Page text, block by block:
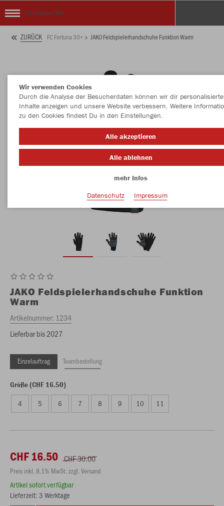
FC Fortuna 30+
ZURÜCK FC Fortuna 30+ JAKO Feldspielerhandschuhe Funktion Warm
JAKO Feldspielerhandschuhe Funktion
Warm
Artikelnummer: 1234
Lieferbar bis 2027
Einzelauftrag Teambestellung
Größe (CHF 16.50)
4 5 6 7 8 9 10 11
CHF 16.50 CHF 30.00
Preis inkl. 8.1% MwSt. zzgl. Versand
Artikel sofort verfügbar
Lieferzeit: 3 Werktage
Wir verwenden Cookies
Durch die Analyse der Besucherdaten können wir dir personalisierte
Inhalte anzeigen und unsere Website verbessern. Weitere
zu den Cookies findest Du in den Einstellungen.
Alle akzeptieren
Alle ablehnen
mehr Infos
Datenschutz
Impressum